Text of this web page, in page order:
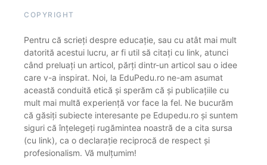
COPYRIGHT
Pentru că scrieți despre educație, sau cu atât mai mult
datorită acestui lucru, ar fi util să citați cu link, atunci
când preluați un articol, părți dintr-un articol sau o idee
care v-a inspirat. Noi, la EduPedu.ro ne-am asumat
această conduită etică și sperăm că și publicațiile cu
mult mai multă experiență vor face la fel. Ne bucurăm
că găsiți subiecte interesante pe Edupedu.ro și suntem
siguri că înțelegeți rugămintea noastră de a cita sursa
(cu link), ca o declarație reciprocă de respect și
profesionalism. Vă mulțumim!